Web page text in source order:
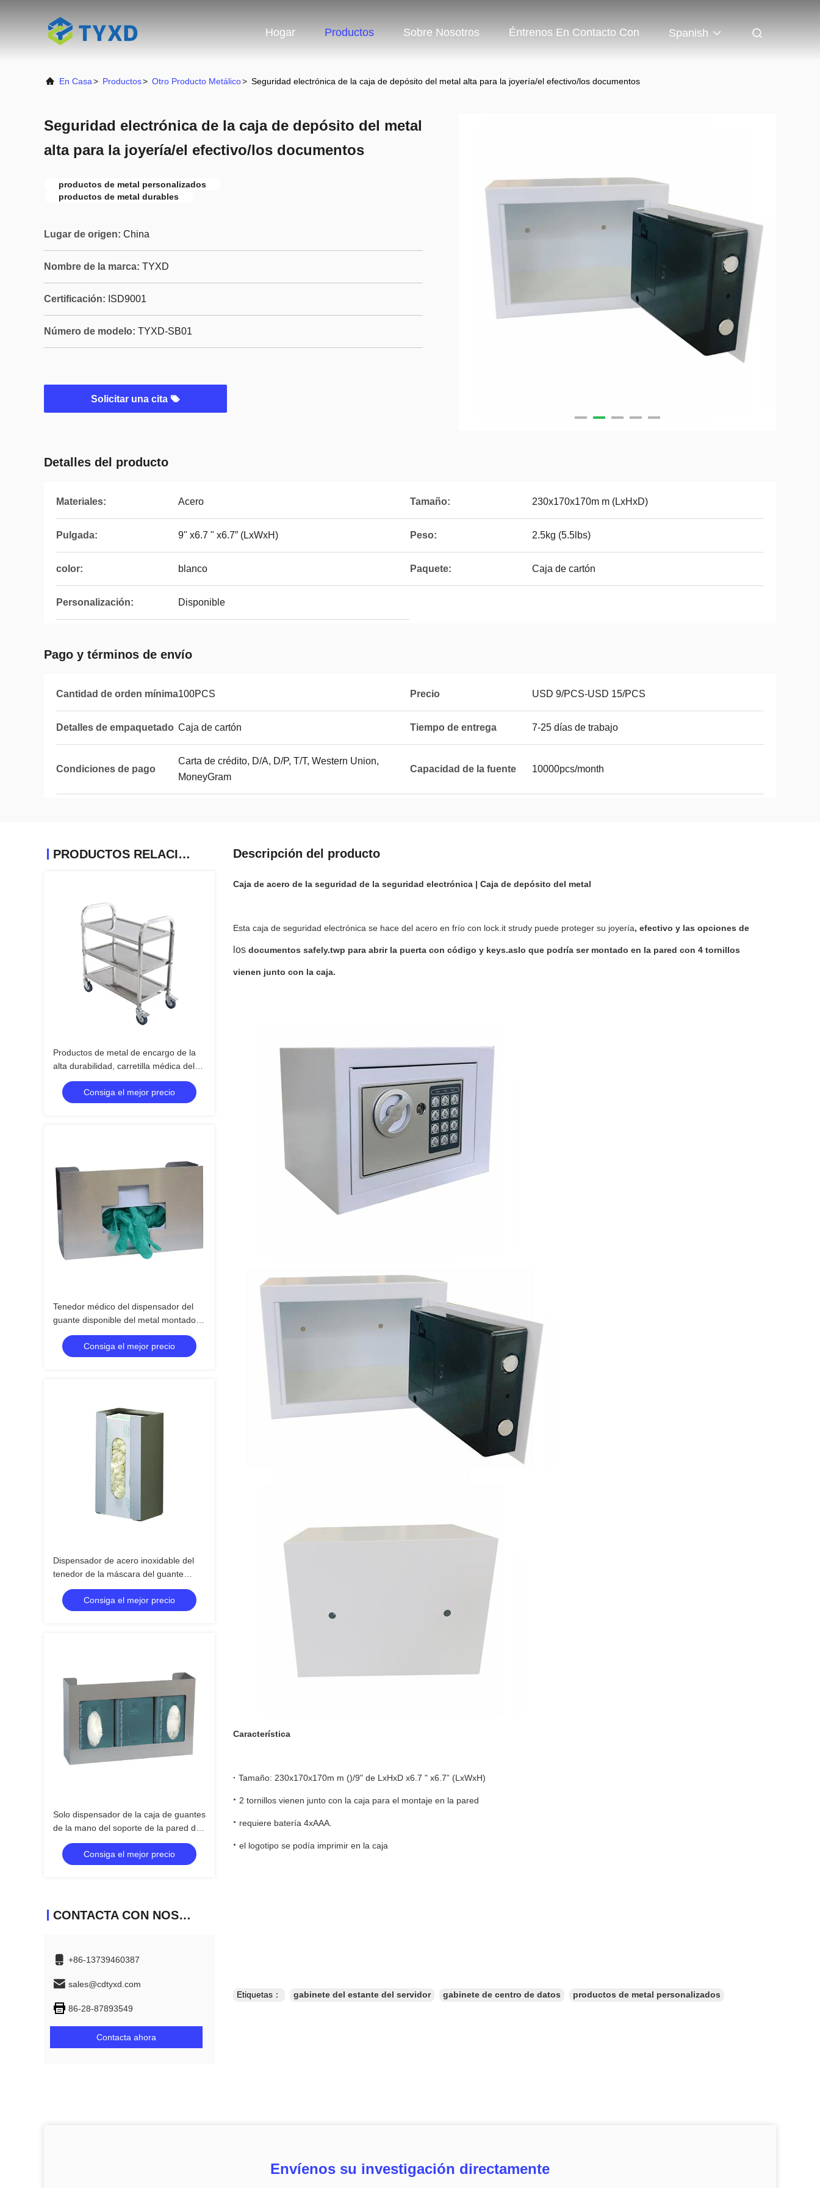
Hogar Productos Sobre Nosotros Éntrenos En Contacto Con Spanish
En Casa> Productos> Otro Producto Metálico> Seguridad electrónica de la caja de depósito del metal alta para la joyería/el efectivo/los documentos
Seguridad electrónica de la caja de depósito del metal
alta para la joyería/el efectivo/los documentos
productos de metal personalizados
productos de metal durables
Lugar de origen: China
Nombre de la marca: TYXD
Certificación: ISD9001
Número de modelo: TYXD-SB01
Solicitar una cita
Detalles del producto
Materiales: Acero Tamaño: 230x170x170m m (LxHxD)
Pulgada: 9" x6.7 " x6.7” (LxWxH) Peso: 2.5kg (5.5lbs)
color: blanco Paquete: Caja de cartón
Personalización: Disponible
Pago y términos de envío
Cantidad de orden mínima100PCS Precio USD 9/PCS-USD 15/PCS
Detalles de empaquetado Caja de cartón Tiempo de entrega 7-25 días de trabajo
Condiciones de pago
Carta de crédito, D/A, D/P, T/T, Western Union,
MoneyGram
Capacidad de la fuente 10000pcs/month
PRODUCTOS RELACIONADOS
Productos de metal de encargo de la
alta durabilidad, carretilla médica del
hospital del acero inoxidable
Consiga el mejor precio
Tenedor médico del dispensador del
guante disponible del metal montado
en la pared
Consiga el mejor precio
Dispensador de acero inoxidable del
tenedor de la máscara del guante
disponible
Consiga el mejor precio
Solo dispensador de la caja de guantes
de la mano del soporte de la pared del
metal
Consiga el mejor precio
CONTACTA CON NOSOTROS
+86-13739460387
sales@cdtyxd.com
86-28-87893549
Contacta ahora
Descripción del producto
Caja de acero de la seguridad de la seguridad electrónica | Caja de depósito del metal
Esta caja de seguridad electrónica se hace del acero en frío con lock.it strudy puede proteger su joyería, efectivo y las opciones de
los documentos safely.twp para abrir la puerta con código y keys.aslo que podría ser montado en la pared con 4 tornillos
vienen junto con la caja.
Característica
· Tamaño: 230x170x170m m ()/9" de LxHxD x6.7 " x6.7” (LxWxH)
· 2 tornillos vienen junto con la caja para el montaje en la pared
· requiere batería 4xAAA.
· el logotipo se podía imprimir en la caja
Etiquetas： gabinete del estante del servidor gabinete de centro de datos productos de metal personalizados
Envíenos su investigación directamente